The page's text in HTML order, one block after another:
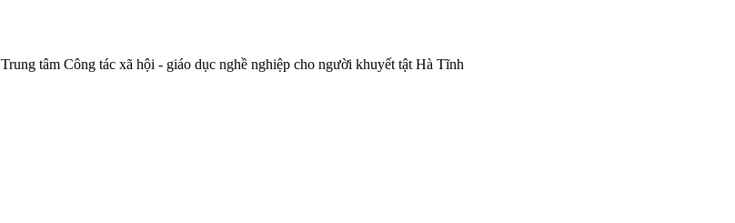
Trung tâm Công tác xã hội - giáo dục nghề nghiệp cho người khuyết tật Hà Tĩnh